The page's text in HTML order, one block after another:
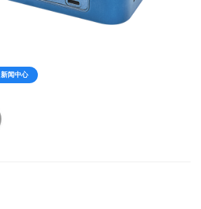
新闻中心